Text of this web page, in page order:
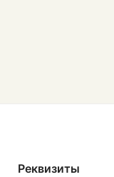
Реквизиты